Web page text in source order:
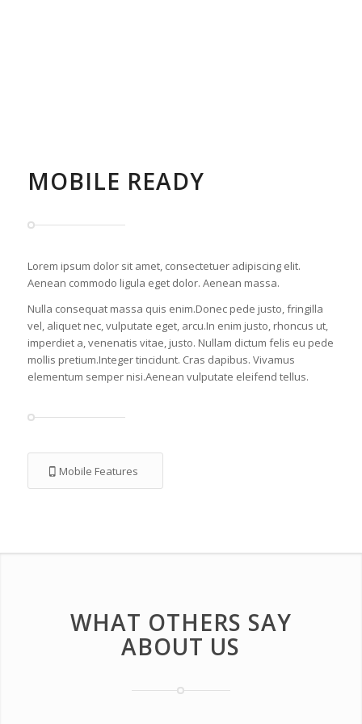
MOBILE READY
Lorem ipsum dolor sit amet, consectetuer adipiscing elit.
Aenean commodo ligula eget dolor. Aenean massa.
Nulla consequat massa quis enim.Donec pede justo, fringilla
vel, aliquet nec, vulputate eget, arcu.In enim justo, rhoncus ut,
imperdiet a, venenatis vitae, justo. Nullam dictum felis eu pede
mollis pretium.Integer tincidunt. Cras dapibus. Vivamus
elementum semper nisi.Aenean vulputate eleifend tellus.
Mobile Features
WHAT OTHERS SAY
ABOUT US